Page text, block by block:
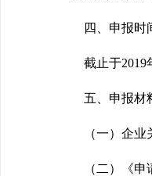
四、申报时
截止于2019
五、申报材
（一）企业
（二）《申